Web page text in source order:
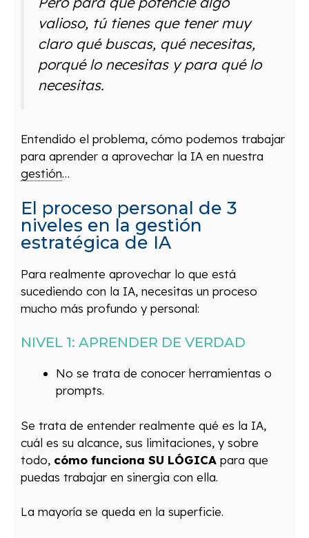
valioso, tú tienes que tener muy
claro qué buscas, qué necesitas,
porqué lo necesitas y para qué lo
necesitas.
Entendido el problema, cómo podemos trabajar
para aprender a aprovechar la IA en nuestra
gestión…
El proceso personal de 3
niveles en la gestión
estratégica de IA
Para realmente aprovechar lo que está
sucediendo con la IA, necesitas un proceso
mucho más profundo y personal:
NIVEL 1: APRENDER DE VERDAD
No se trata de conocer herramientas o
prompts.
Se trata de entender realmente qué es la IA,
cuál es su alcance, sus limitaciones, y sobre
todo, cómo funciona SU LÓGICA para que
puedas trabajar en sinergia con ella.
La mayoría se queda en la superficie.